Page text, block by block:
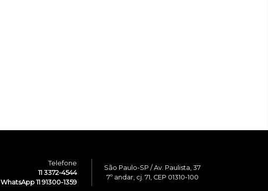
Telefone
11 3372-4544
WhatsApp 11 91300-1359
São Paulo-SP / Av. Paulista, 37
7º andar, cj. 71, CEP 01310-100